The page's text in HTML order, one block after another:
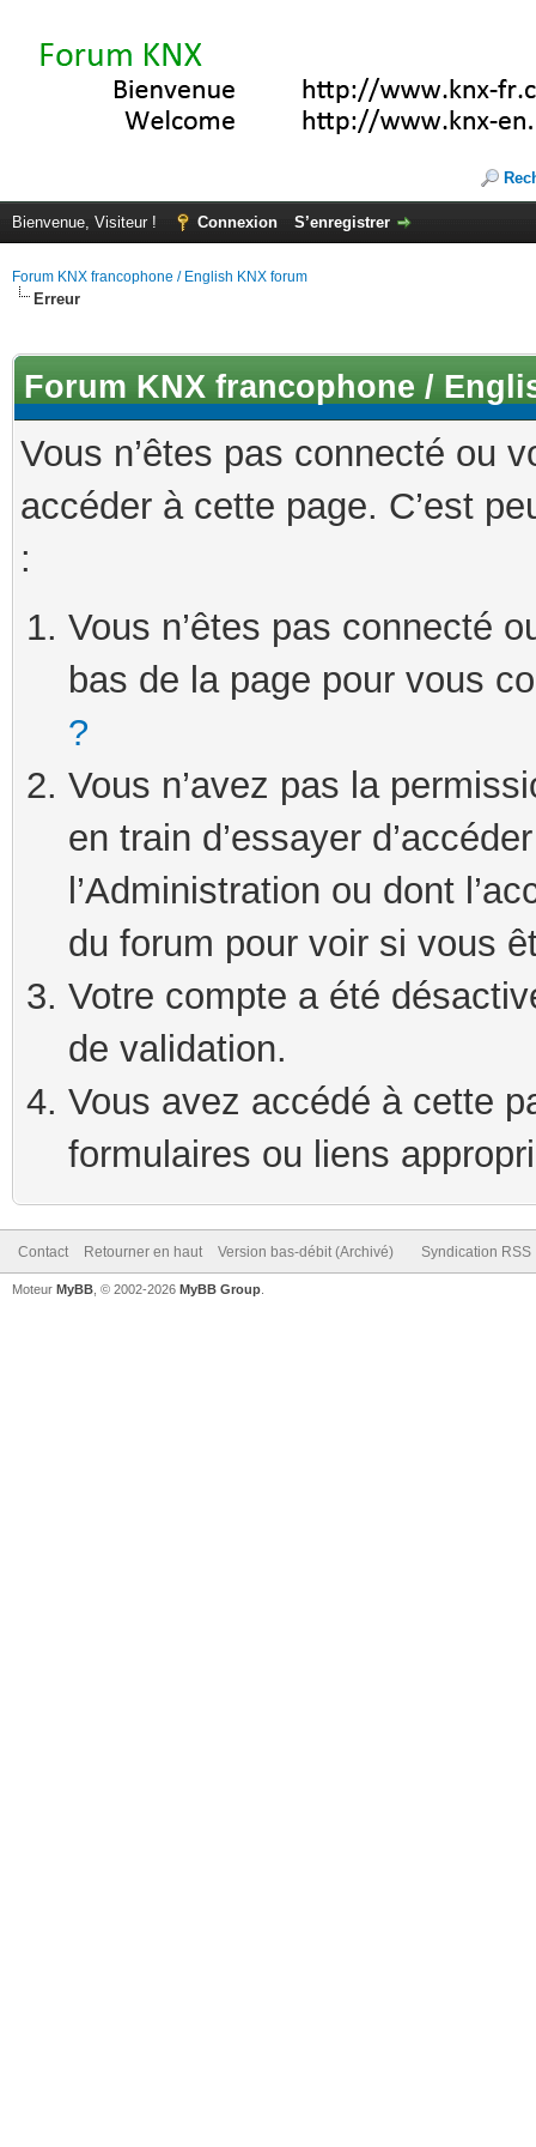
Bienvenue, Visiteur ! Connexion S’enregistrer
Forum KNX francophone / English KNX forum
Erreur
Forum KNX francophone /
Vous n’êtes pas connecté ou
accéder à cette page. C’est
:
Vous n’êtes pas connecté
bas de la page pour vous
?
Vous n’avez pas la
en train d’essayer
l’Administration ou dont
du forum pour voir si vous
Votre compte a été
de validation.
Vous avez accédé à cette
formulaires ou liens
Contact Retourner en haut Version bas-débit (Archivé) Syndication RSS
Moteur MyBB , © 2002-2026 MyBB Group